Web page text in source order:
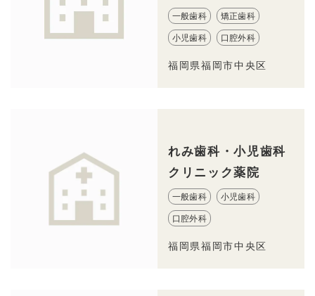
一般歯科 矯正歯科
小児歯科 口腔外科
福岡県福岡市中央区
れみ歯科・小児歯科
クリニック薬院
一般歯科 小児歯科
口腔外科
福岡県福岡市中央区